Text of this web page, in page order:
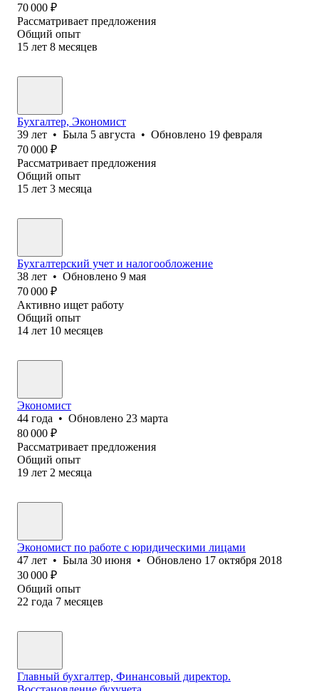
70 000 ₽
Рассматривает предложения
Общий опыт
15 лет 8 месяцев
Бухгалтер, Экономист
39 лет • Была 5 августа • Обновлено 19 февраля
70 000 ₽
Рассматривает предложения
Общий опыт
15 лет 3 месяца
Бухгалтерский учет и налогообложение
38 лет • Обновлено 9 мая
70 000 ₽
Активно ищет работу
Общий опыт
14 лет 10 месяцев
Экономист
44 года • Обновлено 23 марта
80 000 ₽
Рассматривает предложения
Общий опыт
19 лет 2 месяца
Экономист по работе с юридическими лицами
47 лет • Была 30 июня • Обновлено 17 октября 2018
30 000 ₽
Общий опыт
22 года 7 месяцев
Главный бухгалтер, Финансовый директор.